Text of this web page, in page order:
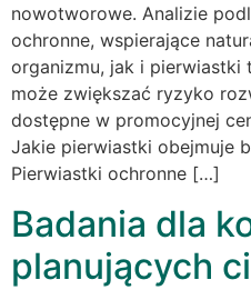
nowotworowe. Analizie
ochronne, wspierające
organizmu, jak i pierwiastki
może zwiększać ryzyko
dostępne w promocyjnej
Jakie pierwiastki obejmuje
Pierwiastki ochronne […]
Badania dla
planujących